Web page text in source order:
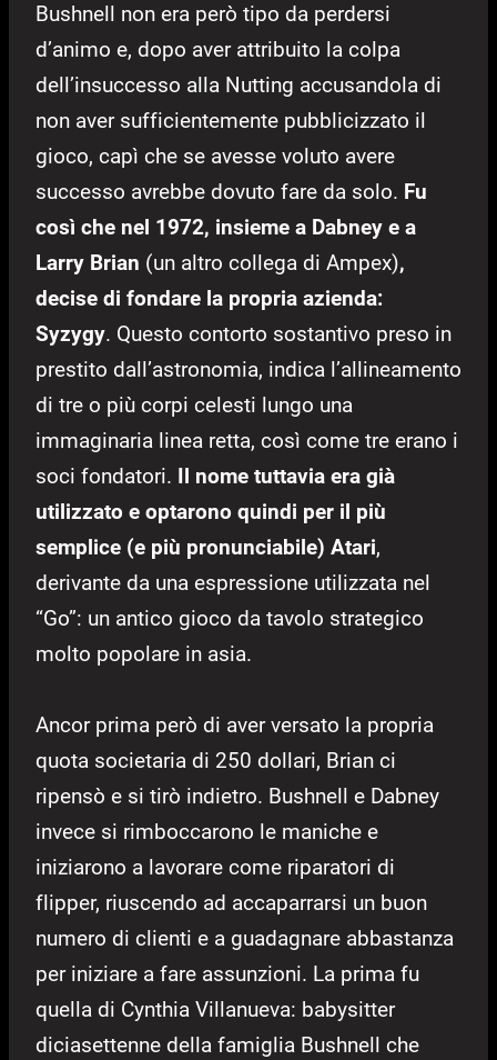
Bushnell non era però tipo da perdersi
d’animo e, dopo aver attribuito la colpa
dell’insuccesso alla Nutting accusandola di
non aver sufficientemente pubblicizzato il
gioco, capì che se avesse voluto avere
successo avrebbe dovuto fare da solo. Fu
così che nel 1972, insieme a Dabney e a
Larry Brian (un altro collega di Ampex),
decise di fondare la propria azienda:
Syzygy. Questo contorto sostantivo preso in
prestito dall’astronomia, indica l’allineamento
di tre o più corpi celesti lungo una
immaginaria linea retta, così come tre erano i
soci fondatori. Il nome tuttavia era già
utilizzato e optarono quindi per il più
semplice (e più pronunciabile) Atari,
derivante da una espressione utilizzata nel
“Go”: un antico gioco da tavolo strategico
molto popolare in asia.
Ancor prima però di aver versato la propria
quota societaria di 250 dollari, Brian ci
ripensò e si tirò indietro. Bushnell e Dabney
invece si rimboccarono le maniche e
iniziarono a lavorare come riparatori di
flipper, riuscendo ad accaparrarsi un buon
numero di clienti e a guadagnare abbastanza
per iniziare a fare assunzioni. La prima fu
quella di Cynthia Villanueva: babysitter
diciasettenne della famiglia Bushnell che